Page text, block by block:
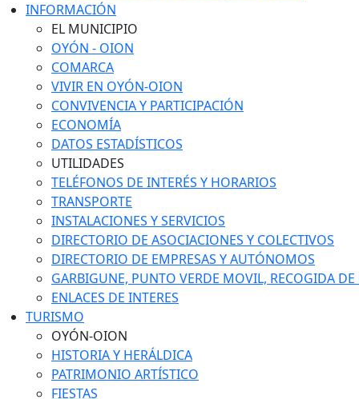
INFORMACIÓN
EL MUNICIPIO
OYÓN - OION
COMARCA
VIVIR EN OYÓN-OION
CONVIVENCIA Y PARTICIPACIÓN
ECONOMÍA
DATOS ESTADÍSTICOS
UTILIDADES
TELÉFONOS DE INTERÉS Y HORARIOS
TRANSPORTE
INSTALACIONES Y SERVICIOS
DIRECTORIO DE ASOCIACIONES Y COLECTIVOS
DIRECTORIO DE EMPRESAS Y AUTÓNOMOS
GARBIGUNE, PUNTO VERDE MOVIL, RECOGIDA DE
ENLACES DE INTERES
TURISMO
OYÓN-OION
HISTORIA Y HERÁLDICA
PATRIMONIO ARTÍSTICO
FIESTAS